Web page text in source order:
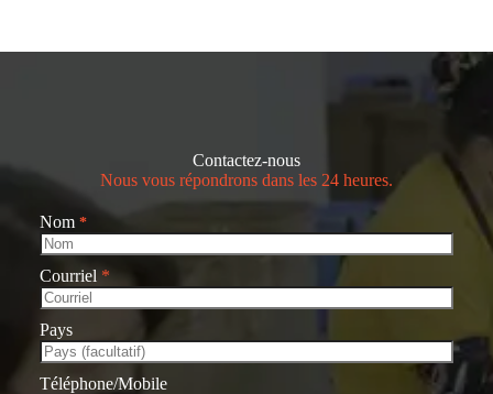
Contactez-nous
Nous vous répondrons dans les 24 heures.
Nom *
Courriel *
Pays
Téléphone/Mobile